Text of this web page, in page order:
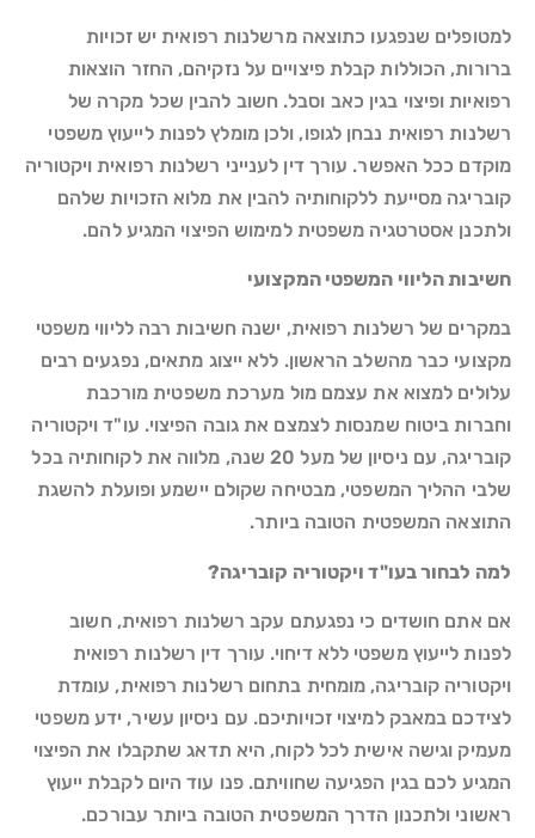
למטופלים שנפגעו כתוצאה מרשלנות רפואית יש זכויות
ברורות, הכוללות קבלת פיצויים על נזקיהם, החזר הוצאות
רפואיות ופיצוי בגין כאב וסבל. חשוב להבין שכל מקרה של
רשלנות רפואית נבחן לגופו, ולכן מומלץ לפנות לייעוץ משפטי
מוקדם ככל האפשר. עורך דין לענייני רשלנות רפואית ויקטוריה
קובריגה מסייעת ללקוחותיה להבין את מלוא הזכויות שלהם
ולתכנן אסטרטגיה משפטית למימוש הפיצוי המגיע להם.
חשיבות הליווי המשפטי המקצועי
במקרים של רשלנות רפואית, ישנה חשיבות רבה לליווי משפטי
מקצועי כבר מהשלב הראשון. ללא ייצוג מתאים, נפגעים רבים
עלולים למצוא את עצמם מול מערכת משפטית מורכבת
וחברות ביטוח שמנסות לצמצם את גובה הפיצוי. עו"ד ויקטוריה
קובריגה, עם ניסיון של מעל 20 שנה, מלווה את לקוחותיה בכל
שלבי ההליך המשפטי, מבטיחה שקולם יישמע ופועלת להשגת
התוצאה המשפטית הטובה ביותר.
למה לבחור בעו"ד ויקטוריה קובריגה?
אם אתם חושדים כי נפגעתם עקב רשלנות רפואית, חשוב
לפנות לייעוץ משפטי ללא דיחוי. עורך דין רשלנות רפואית
ויקטוריה קובריגה, מומחית בתחום רשלנות רפואית, עומדת
לצידכם במאבק למיצוי זכויותיכם. עם ניסיון עשיר, ידע משפטי
מעמיק וגישה אישית לכל לקוח, היא תדאג שתקבלו את הפיצוי
המגיע לכם בגין הפגיעה שחוויתם. פנו עוד היום לקבלת ייעוץ
ראשוני ולתכנון הדרך המשפטית הטובה ביותר עבורכם.